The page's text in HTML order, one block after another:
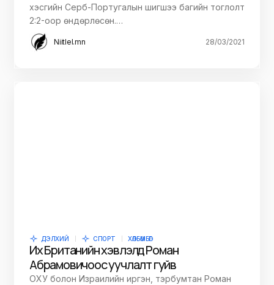
хэсгийн Серб-Португалын шигшээ багийн тоглолт
2:2-оор өндөрлөсөн.…
Niitlel.mn 28/03/2021
ДЭЛХИЙ СПОРТ ХӨЛБӨМБӨГ
Их Британийн хэвлэлүүд Роман
Абрамовичоос уучлалт гуйв
ОХУ болон Израилийн иргэн, тэрбумтан Роман